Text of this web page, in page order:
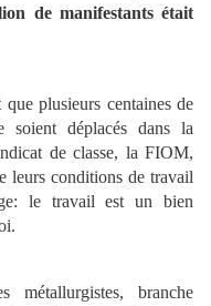
de manifestants était
plusieurs centaines de
soient déplacés dans la
de classe, la FIOM,
leurs conditions de travail
le travail est un bien
branche